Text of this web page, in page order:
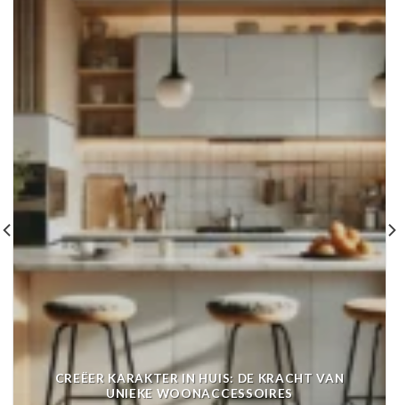
CREËER KARAKTER IN HUIS: DE KRACHT VAN
UNIEKE WOONACCESSOIRES